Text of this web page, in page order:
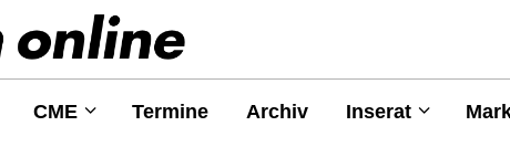
CME Termine Archiv Inserat